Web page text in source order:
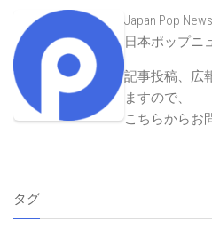
Japan Pop News
日本ポップニ
記事投稿、広
ますので、
こちらからお
タグ